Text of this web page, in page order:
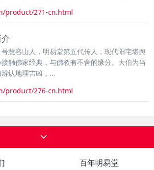
product/271-cn.html
号慧容山人，明易堂第五代传人，现代阳宅堪舆
触佛家经典，与佛教有不舍的缘分。大伯为当
认地理吉凶，...
product/276-cn.html
百年明易堂